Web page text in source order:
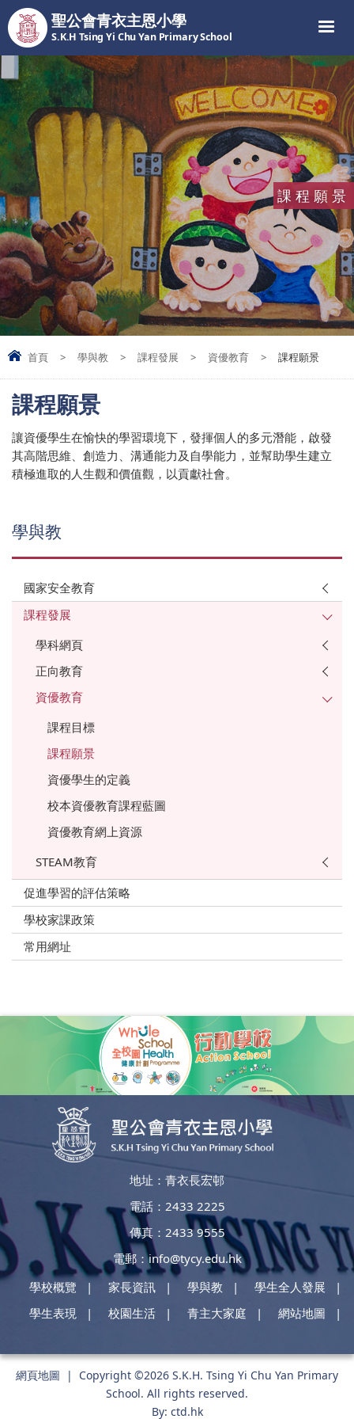
聖公會青衣主恩小學
S.K.H Tsing Yi Chu Yan Primary School
課程願景
首頁 > 學與教 > 課程發展 > 資優教育 > 課程願景
課程願景
讓資優學生在愉快的學習環境下，發揮個人的多元潛能，啟發
其高階思維、創造力、溝通能力及自學能力，並幫助學生建立
積極進取的人生觀和價值觀，以貢獻社會。
學與教
國家安全教育
課程發展
學科網頁
正向教育
資優教育
課程目標
課程願景
資優學生的定義
校本資優教育課程藍圖
資優教育網上資源
STEAM教育
促進學習的評估策略
學校家課政策
常用網址
地址：青衣長宏邨
電話：2433 2225
傳真：2433 9555
電郵：info@tycy.edu.hk
學校概覽
家長資訊 學與教
學生全人發展
學生表現
校園生活 青主大家庭 網站地圖
網頁地圖 | Copyright ©2026 S.K.H. Tsing Yi Chu Yan Primary
School. All rights reserved.
By: ctd.hk